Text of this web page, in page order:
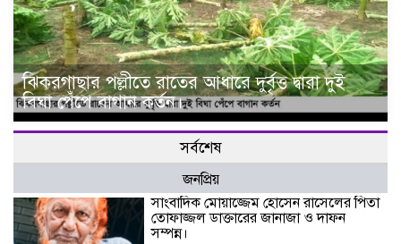
ঝিকরগাছার পল্লীতে রাতের আধারে দুর্বৃত্ত দ্বারা দুই
বিঘা পেঁপে বাগান কর্তন।
সর্বশেষ
জনপ্রিয়
সাংবাদিক মোয়াজ্জেম হোসেন রাসেলের পিতা
তোফাজ্জল ডাক্তারের জানাজা ও দাফন
সম্পন্ন।